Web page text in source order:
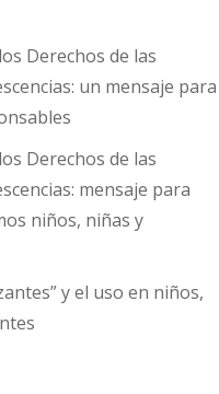
Derechos de las
un mensaje para
Derechos de las
mensaje para
niños, niñas y
y el uso en niños,